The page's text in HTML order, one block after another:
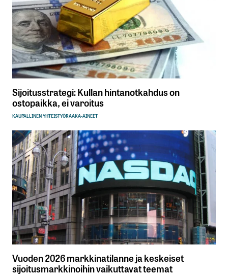
Sijoitusstrategi: Kullan hintanotkahdus on
ostopaikka, ei varoitus
KAUPALLINEN YHTEISTYÖRAAKA-AINEET
Vuoden 2026 markkinatilanne ja keskeiset
sijoitusmarkkinoihin vaikuttavat teemat